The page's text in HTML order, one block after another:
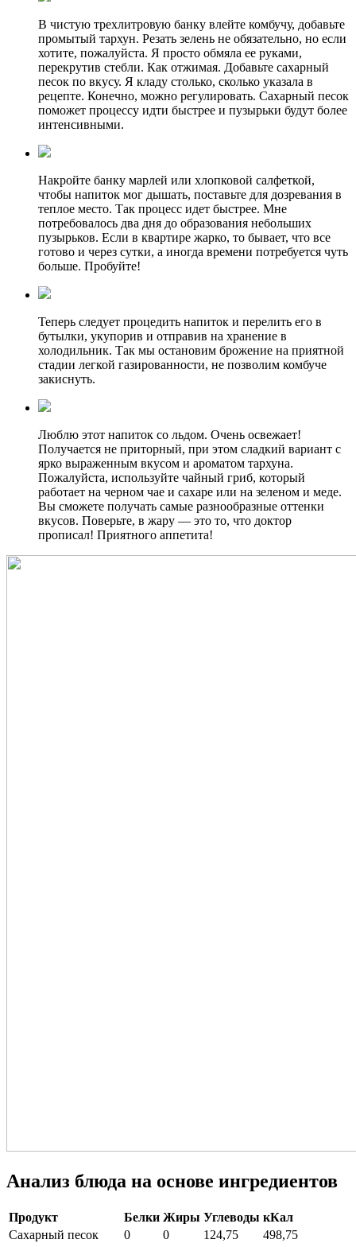
В чистую трехлитровую банку влейте комбучу, добавьте
промытый тархун. Резать зелень не обязательно, но если
хотите, пожалуйста. Я просто обмяла ее руками,
перекрутив стебли. Как отжимая. Добавьте сахарный
песок по вкусу. Я кладу столько, сколько указала в
рецепте. Конечно, можно регулировать. Сахарный песок
поможет процессу идти быстрее и пузырьки будут более
интенсивными.
Накройте банку марлей или хлопковой салфеткой,
чтобы напиток мог дышать, поставьте для дозревания в
теплое место. Так процесс идет быстрее. Мне
потребовалось два дня до образования небольших
пузырьков. Если в квартире жарко, то бывает, что все
готово и через сутки, а иногда времени потребуется чуть
больше. Пробуйте!
Теперь следует процедить напиток и перелить его в
бутылки, укупорив и отправив на хранение в
холодильник. Так мы остановим брожение на приятной
стадии легкой газированности, не позволим комбуче
закиснуть.
Люблю этот напиток со льдом. Очень освежает!
Получается не приторный, при этом сладкий вариант с
ярко выраженным вкусом и ароматом тархуна.
Пожалуйста, используйте чайный гриб, который
работает на черном чае и сахаре или на зеленом и меде.
Вы сможете получать самые разнообразные оттенки
вкусов. Поверьте, в жару — это то, что доктор
прописал! Приятного аппетита!
Анализ блюда на основе ингредиентов
Продукт Белки Жиры Углеводы кКал
Сахарный песок
0 0 124,75
498,75